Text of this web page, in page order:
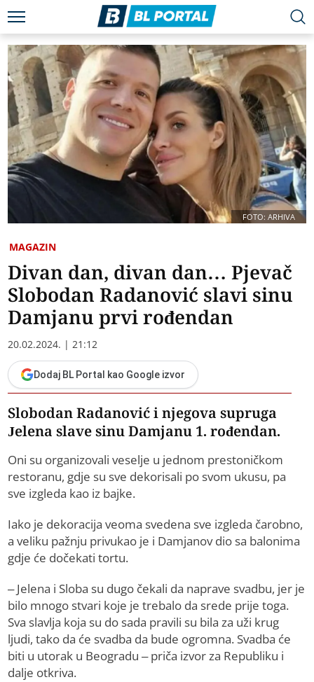
FOTO: ARHIVA
MAGAZIN
Divan dan, divan dan… Pjevač
Slobodan Radanović slavi sinu
Damjanu prvi rođendan
20.02.2024. | 21:12
Dodaj BL Portal kao Google izvor
Slobodan Radanović i njegova supruga
Jelena slave sinu Damjanu 1. rođendan.
Oni su organizovali veselje u jednom prestoničkom
restoranu, gdje su sve dekorisali po svom ukusu, pa
sve izgleda kao iz bajke.
Iako je dekoracija veoma svedena sve izgleda čarobno,
a veliku pažnju privukao je i Damjanov dio sa balonima
gdje će dočekati tortu.
– Jelena i Sloba su dugo čekali da naprave svadbu, jer je
bilo mnogo stvari koje je trebalo da srede prije toga.
Sva slavlja koja su do sada pravili su bila za uži krug
ljudi, tako da će svadba da bude ogromna. Svadba će
biti u utorak u Beogradu – priča izvor za Republiku i
dalje otkriva.